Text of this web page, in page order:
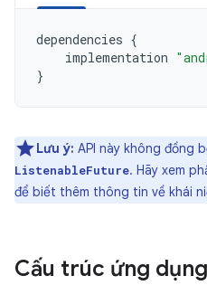
dependencies {
implementation
}
Lưu ý: API này không đồng
ListenableFuture. Hãy xem
để biết thêm thông tin về khái
Cấu trúc ứng dụng